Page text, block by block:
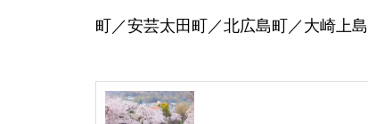
町／安芸太田町／北広島町／大崎上